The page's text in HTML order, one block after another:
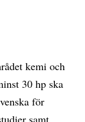
kemi och
30 hp ska
för
samt